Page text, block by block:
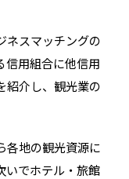
ネスマッチングの
信用組合に他信用
紹介し、観光業の
各地の観光資源に
いでホテル・旅館